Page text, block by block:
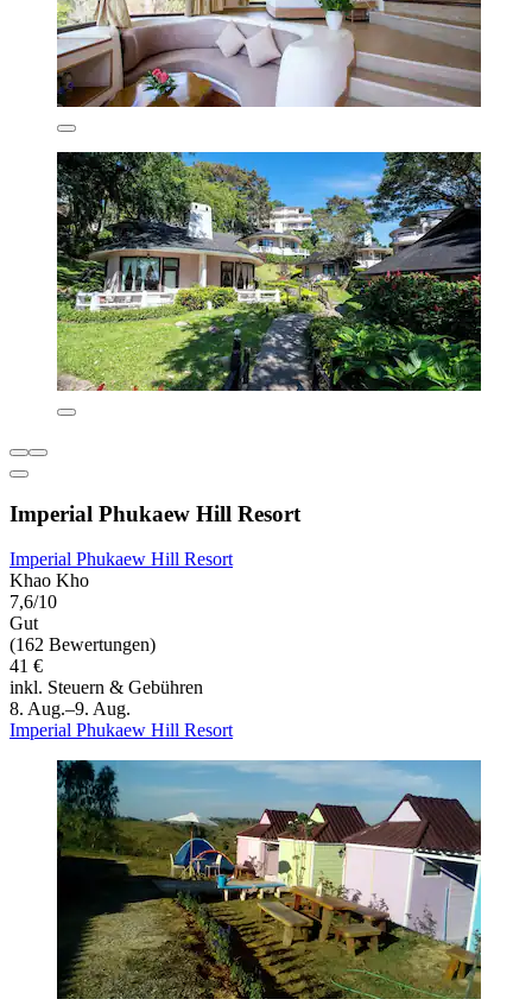
Imperial Phukaew Hill Resort
Imperial Phukaew Hill Resort
Khao Kho
7,6/10
Gut
(162 Bewertungen)
41 €
inkl. Steuern & Gebühren
8. Aug.–9. Aug.
Imperial Phukaew Hill Resort